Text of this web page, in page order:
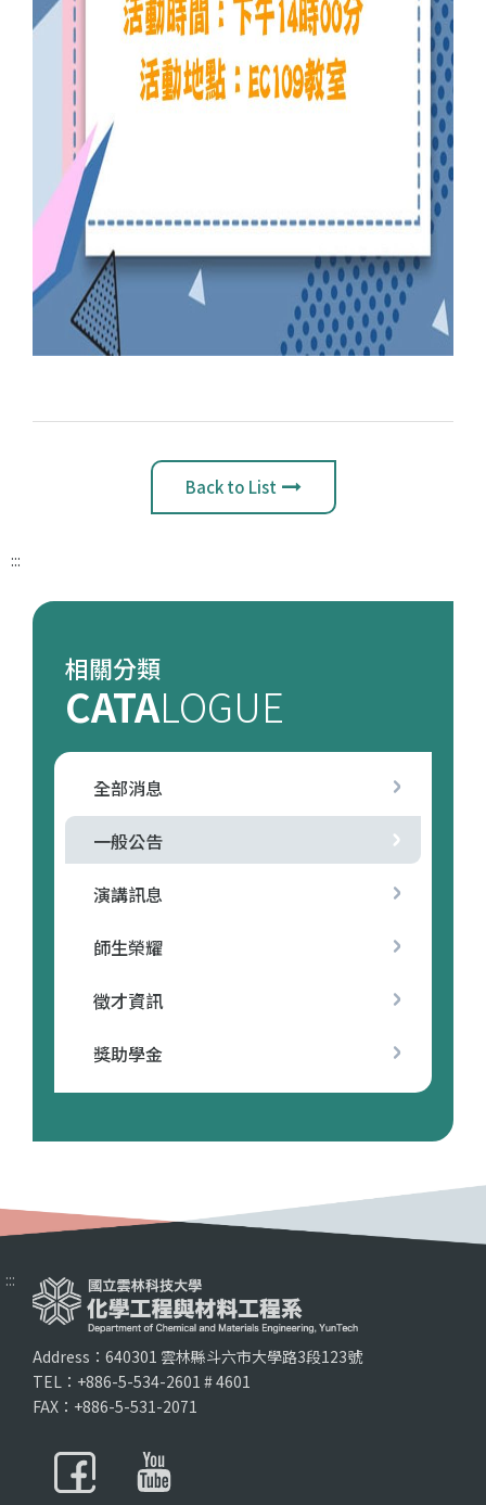
Back to List
:::
相關分類
CATALOGUE
全部消息
一般公告
演講訊息
師生榮耀
徵才資訊
獎助學金
:::
Address：640301 雲林縣斗六市大學路3段123號
TEL：+886-5-534-2601 # 4601
FAX：+886-5-531-2071